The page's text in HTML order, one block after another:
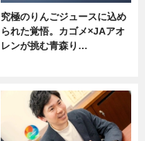
究極のりんごジュースに込め
られた覚悟。カゴメ×JAアオ
レンが挑む青森り…